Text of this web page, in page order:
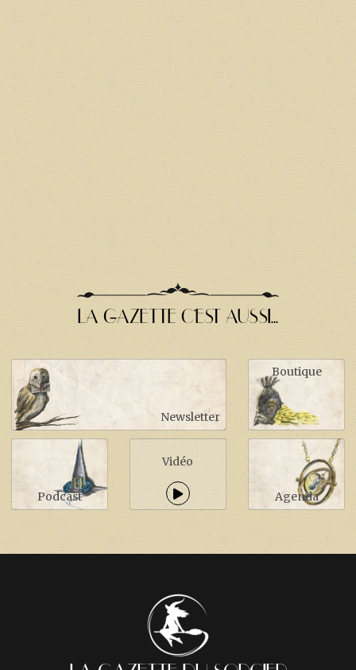
LA GAZETTE C'EST AUSSI...
Newsletter
Boutique
Podcast
Vidéo
Agenda